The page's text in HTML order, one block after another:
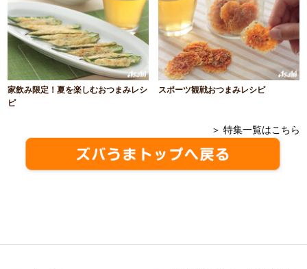
家飲み限定！夏を楽しむおつまみレシ
ピ
スポーツ観戦おつまみレシピ
＞ 特集一覧はこちら